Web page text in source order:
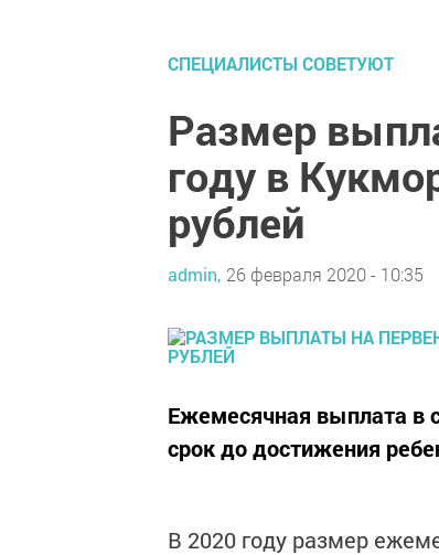
СПЕЦИАЛИСТЫ СОВЕТУЮТ
Размер
году в
рублей
admin, 26 февраля 2020 - 10:35
Ежемесячная выплата в
срок до достижения
В 2020 году размер